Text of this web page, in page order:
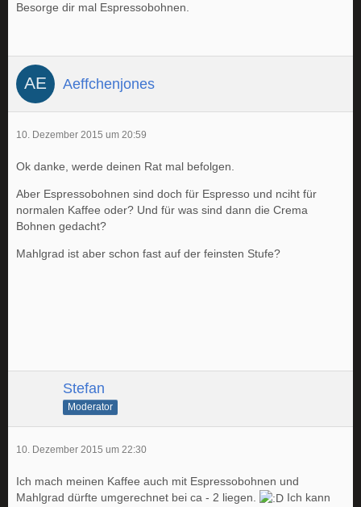
Besorge dir mal Espressobohnen.
Aeffchenjones
10. Dezember 2015 um 20:59
Ok danke, werde deinen Rat mal befolgen.
Aber Espressobohnen sind doch für Espresso und nciht für
normalen Kaffee oder? Und für was sind dann die Crema
Bohnen gedacht?
Mahlgrad ist aber schon fast auf der feinsten Stufe?
Stefan
Moderator
10. Dezember 2015 um 22:30
Ich mach meinen Kaffee auch mit Espressobohnen und
Mahlgrad dürfte umgerechnet bei ca - 2 liegen.
Ich kann